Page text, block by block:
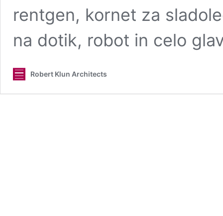
rentgen, kornet za
na dotik, robot in celo
Robert Klun Architects